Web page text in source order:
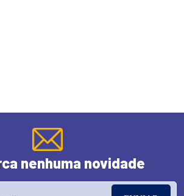
nenhuma novidade